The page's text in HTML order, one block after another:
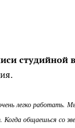
студийной
легко работать.
Когда общаешься со